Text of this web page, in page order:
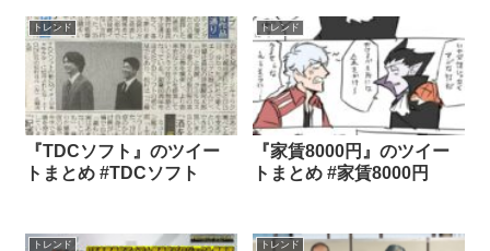
トレンド
『TDCソフト』のツイー
トまとめ #TDCソフト
トレンド
『家賃8000円』のツイー
トまとめ #家賃8000円
トレンド トレンド